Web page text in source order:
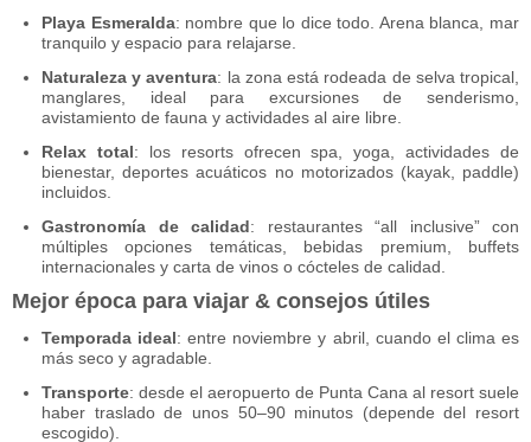
Playa Esmeralda: nombre que lo dice todo. Arena blanca, mar
tranquilo y espacio para relajarse.
Naturaleza y aventura: la zona está rodeada de selva tropical,
manglares, ideal para excursiones de senderismo,
avistamiento de fauna y actividades al aire libre.
Relax total: los resorts ofrecen spa, yoga, actividades de
bienestar, deportes acuáticos no motorizados (kayak, paddle)
incluidos.
Gastronomía de calidad: restaurantes “all inclusive” con
múltiples opciones temáticas, bebidas premium, buffets
internacionales y carta de vinos o cócteles de calidad.
Mejor época para viajar & consejos útiles
Temporada ideal: entre noviembre y abril, cuando el clima es
más seco y agradable.
Transporte: desde el aeropuerto de Punta Cana al resort suele
haber traslado de unos 50–90 minutos (depende del resort
escogido).